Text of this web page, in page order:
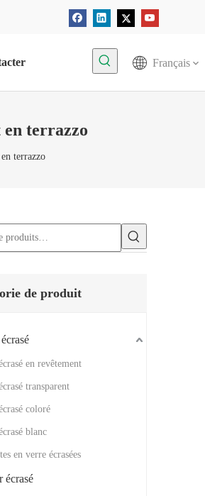
Français
en terrazzo
terrazzo
de produit
en revêtement
transparent
coloré
blanc
en verre écrasées
écrasé